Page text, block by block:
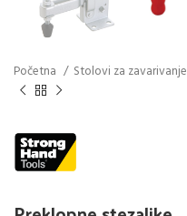
Početna Stolovi za zavarivanje